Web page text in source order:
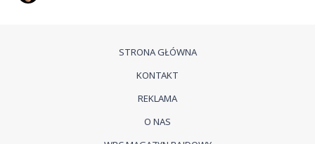
STRONA GŁÓWNA
KONTAKT
REKLAMA
O NAS